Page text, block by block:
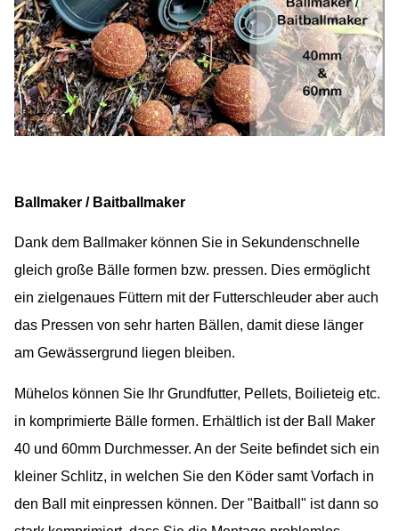
Ballmaker / Baitballmaker
Dank dem Ballmaker können Sie in Sekundenschnelle
gleich große Bälle formen bzw. pressen. Dies ermöglicht
ein zielgenaues Füttern mit der Futterschleuder aber auch
das Pressen von sehr harten Bällen, damit diese länger
am Gewässergrund liegen bleiben.
Mühelos können Sie Ihr Grundfutter, Pellets, Boilieteig etc.
in komprimierte Bälle formen. Erhältlich ist der Ball Maker
40 und 60mm Durchmesser. An der Seite befindet sich ein
kleiner Schlitz, in welchen Sie den Köder samt Vorfach in
den Ball mit einpressen können. Der "Baitball" ist dann so